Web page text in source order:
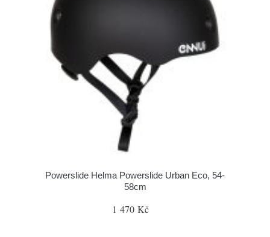
Powerslide Helma Powerslide Urban Eco, 54-
58cm
1 470 Kč